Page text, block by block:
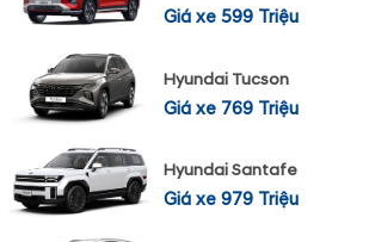
Giá xe 599 Triệu
Hyundai Tucson
Giá xe 769 Triệu
Hyundai Santafe
Giá xe 979 Triệu